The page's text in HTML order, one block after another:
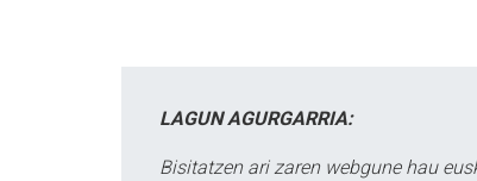
LAGUN AGURGARRIA:
Bisitatzen ari zaren webgune hau